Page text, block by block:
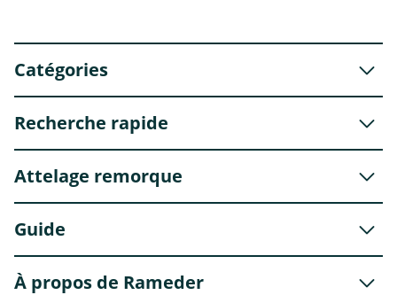
Catégories
Recherche rapide
Attelage remorque
Guide
À propos de Rameder